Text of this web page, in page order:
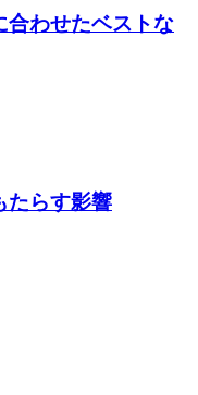
合わせたベストな
たらす影響